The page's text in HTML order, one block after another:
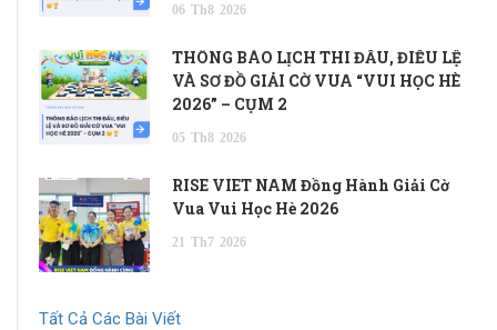
06 Th8 2026
THÔNG BÁO LỊCH THI ĐẤU, ĐIỀU LỆ
VÀ SƠ ĐỒ GIẢI CỜ VUA “VUI HỌC HÈ
2026” – CỤM 2
05 Th8 2026
RISE VIET NAM Đồng Hành Giải Cờ
Vua Vui Học Hè 2026
21 Th7 2026
Tất Cả Các Bài Viết